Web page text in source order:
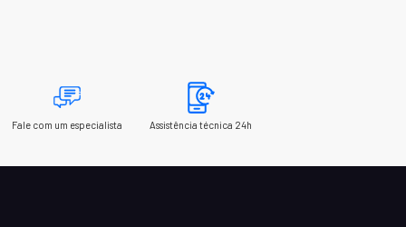
Fale com um especialista Assistência técnica 24h